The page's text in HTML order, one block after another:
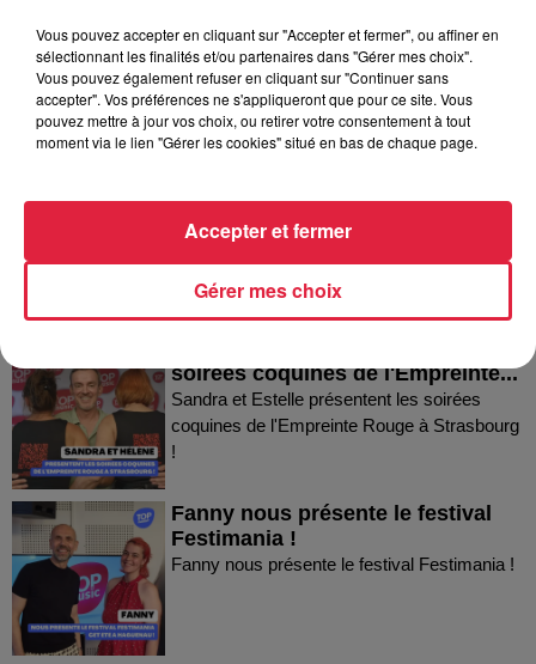
Dans la même série
Mann à Wettolsheim !
Thierry du Domaine Wunsch et Mann à
Wettolsheim !
soirées coquines de l'Empreinte...
Sandra et Estelle présentent les soirées
coquines de l'Empreinte Rouge à Strasbourg
!
Fanny nous présente le festival
Festimania !
Fanny nous présente le festival Festimania !
Vous pouvez accepter en cliquant sur "Accepter et fermer", ou affiner en
sélectionnant les finalités et/ou partenaires dans "Gérer mes choix".
Vous pouvez également refuser en cliquant sur "Continuer sans
accepter". Vos préférences ne s'appliqueront que pour ce site. Vous
pouvez mettre à jour vos choix, ou retirer votre consentement à tout
moment via le lien "Gérer les cookies" situé en bas de chaque page.
Gérer mes choix
Accepter et fermer